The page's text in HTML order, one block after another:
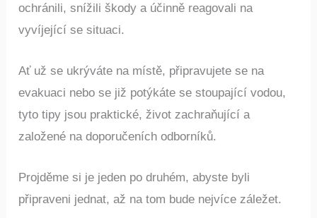
ochránili, snížili škody a účinně reagovali na
vyvíjející se situaci.
Ať už se ukrýváte na místě, připravujete se na
evakuaci nebo se již potýkáte se stoupající vodou,
tyto tipy jsou praktické, život zachraňující a
založené na doporučeních odborníků.
Projděme si je jeden po druhém, abyste byli
připraveni jednat, až na tom bude nejvíce záležet.